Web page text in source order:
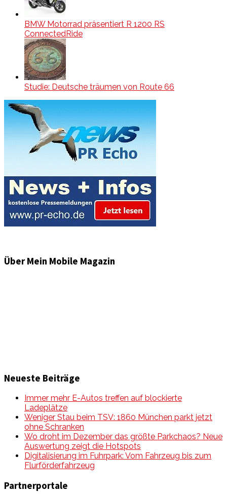
BMW Motorrad präsentiert R 1200 RS
ConnectedRide
Studie: Deutsche träumen von Route 66
Über Mein Mobile Magazin
Neueste Beiträge
Immer mehr E-Autos treffen auf blockierte
Ladeplätze
Weniger Stau beim TSV: 1860 München parkt jetzt
ohne Schranken
Wo droht im Dezember das größte Parkchaos? Neue
Auswertung zeigt die Hotspots
Digitalisierung im Fuhrpark: Vom Fahrzeug bis zum
Flurförderfahrzeug
Partnerportale